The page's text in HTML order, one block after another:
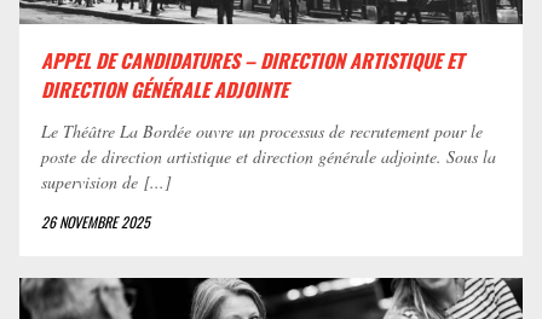
APPEL DE CANDIDATURES – DIRECTION ARTISTIQUE ET
DIRECTION GÉNÉRALE ADJOINTE
Le Théâtre La Bordée ouvre un processus de recrutement pour le
poste de direction artistique et direction générale adjointe. Sous la
supervision de [...]
26 NOVEMBRE 2025